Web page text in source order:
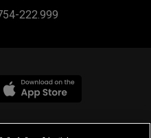
222.999
SA, Toate